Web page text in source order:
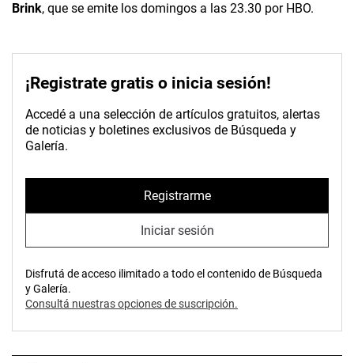
Brink, que se emite los domingos a las 23.30 por HBO.
¡Registrate gratis o inicia sesión!
Accedé a una selección de artículos gratuitos, alertas
de noticias y boletines exclusivos de Búsqueda y
Galería.
Registrarme
Iniciar sesión
Disfrutá de acceso ilimitado a todo el contenido de Búsqueda
y Galería.
Consultá nuestras opciones de suscripción.